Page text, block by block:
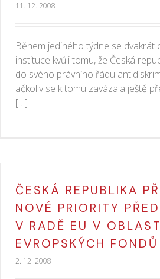
11. 12. 2008
Během jediného týdne se dvakrát
instituce kvůli tomu, že Česká
do svého právního řádu
ačkoliv se k tomu zavázala ještě
[…]
ČESKÁ REPUBLIKA
NOVÉ PRIORITY
V RADĚ EU V
EVROPSKÝCH FONDŮ
2. 12. 2008